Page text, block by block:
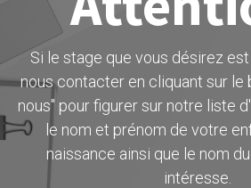
Si le stage que vous désirez
nous contacter en cliquant sur le
nous" pour figurer sur notre liste
le nom et prénom de votre
naissance ainsi que le nom
intéresse.